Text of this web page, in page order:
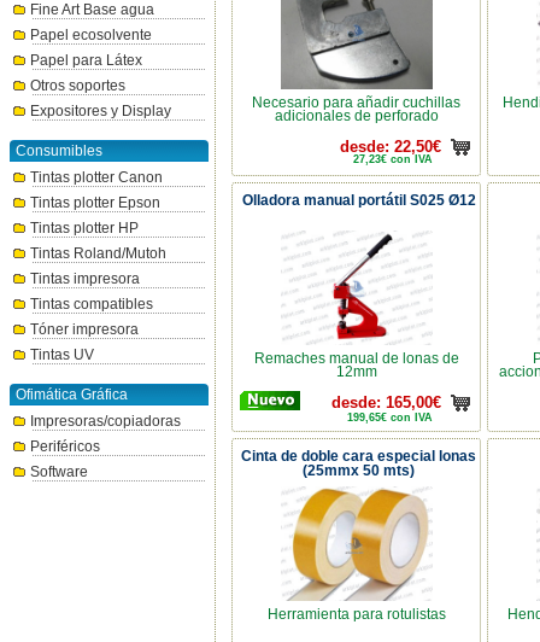
Fine Art Base agua
Papel ecosolvente
Papel para Látex
Otros soportes
Expositores y Display
Consumibles
Tintas plotter Canon
Tintas plotter Epson
Tintas plotter HP
Tintas Roland/Mutoh
Tintas impresora
Tintas compatibles
Tóner impresora
Tintas UV
Ofimática Gráfica
Impresoras/copiadoras
Periféricos
Software
Necesario para añadir cuchillas
adicionales de perforado
desde: 22,50€
27,23€ con IVA
Olladora manual portátil S025 Ø12
Remaches manual de lonas de
12mm
desde: 165,00€
199,65€ con IVA
Cinta de doble cara especial lonas
(25mmx 50 mts)
Herramienta para rotulistas